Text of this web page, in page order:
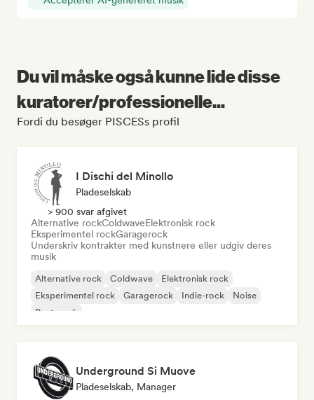
Du vil måske også kunne lide disse
kuratorer/professionelle...
Fordi du besøger PISCESs profil
I Dischi del Minollo
Pladeselskab
> 900 svar afgivet
Alternative rockColdwaveElektronisk rock
Eksperimentel rockGaragerock
Underskriv kontrakter med kunstnere eller udgiv deres
musik
Alternative rock Coldwave
Elektronisk rock
Eksperimentel rock
Garagerock Indie-rock
Noise
Post-punk
Underground Si Muove
Pladeselskab, Manager